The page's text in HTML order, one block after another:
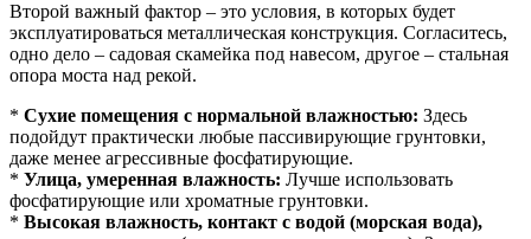
Второй важный фактор – это условия, в которых будет
эксплуатироваться металлическая конструкция. Согласитесь,
одно дело – садовая скамейка под навесом, другое – стальная
опора моста над рекой.
* Сухие помещения с нормальной влажностью: Здесь
подойдут практически любые пассивирующие грунтовки,
даже менее агрессивные фосфатирующие.
* Улица, умеренная влажность: Лучше использовать
фосфатирующие или хроматные грунтовки.
* Высокая влажность, контакт с водой (морская вода),